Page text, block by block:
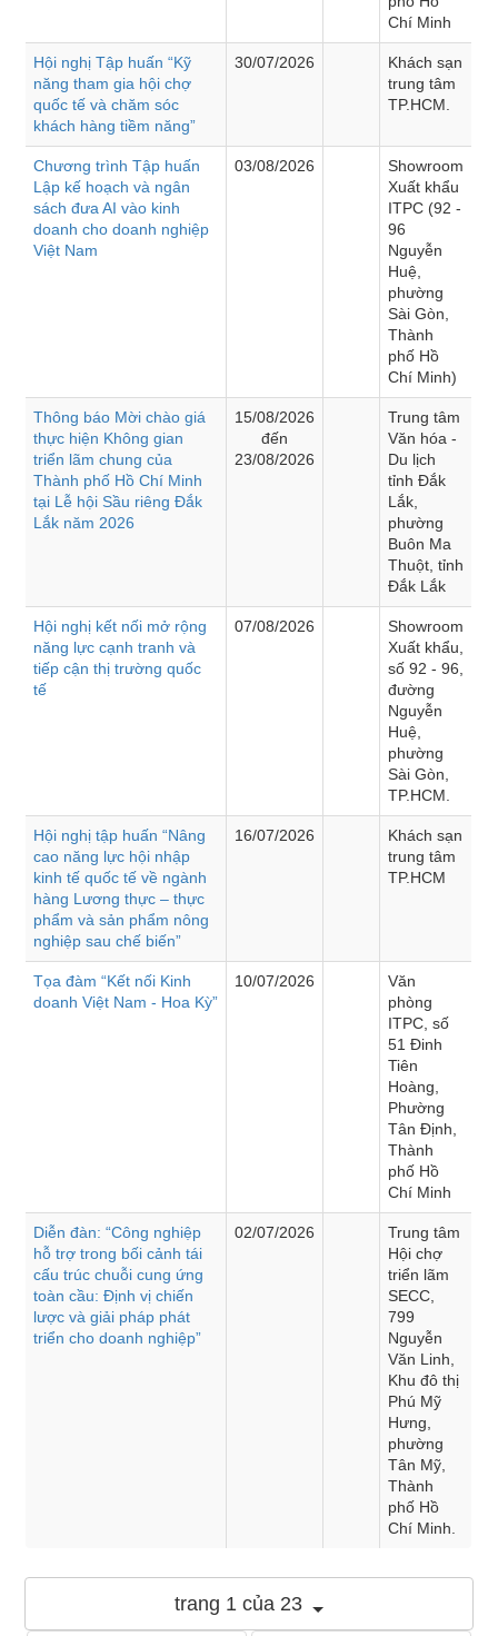
Chí Minh
Hội nghị Tập huấn “Kỹ
năng tham gia hội chợ
quốc tế và chăm sóc
khách hàng tiềm năng”
30/07/2026
Khách sạn
trung tâm
TP.HCM.
Chương trình Tập huấn
Lập kế hoạch và ngân
sách đưa AI vào kinh
doanh cho doanh nghiệp
Việt Nam
03/08/2026
Showroom
Xuất khẩu
ITPC (92 -
96
Nguyễn
Huệ,
phường
Sài Gòn,
Thành
phố Hồ
Chí Minh)
Thông báo Mời chào giá
thực hiện Không gian
triển lãm chung của
Thành phố Hồ Chí Minh
tại Lễ hội Sầu riêng Đắk
Lắk năm 2026
15/08/2026
đến
23/08/2026
Trung tâm
Văn hóa -
Du lịch
tỉnh Đắk
Lắk,
phường
Buôn Ma
Thuột, tỉnh
Đắk Lắk
Hội nghị kết nối mở rộng
năng lực cạnh tranh và
tiếp cận thị trường quốc
tế
07/08/2026
Showroom
Xuất khẩu,
số 92 - 96,
đường
Nguyễn
Huệ,
phường
Sài Gòn,
TP.HCM.
Hội nghị tập huấn “Nâng
cao năng lực hội nhập
kinh tế quốc tế về ngành
hàng Lương thực – thực
phẩm và sản phẩm nông
nghiệp sau chế biến”
16/07/2026
Khách sạn
trung tâm
TP.HCM
Tọa đàm “Kết nối Kinh
doanh Việt Nam - Hoa Kỳ”
10/07/2026
Văn
phòng
ITPC, số
51 Đinh
Tiên
Hoàng,
Phường
Tân Định,
Thành
phố Hồ
Chí Minh
Diễn đàn: “Công nghiệp
hỗ trợ trong bối cảnh tái
cấu trúc chuỗi cung ứng
toàn cầu: Định vị chiến
lược và giải pháp phát
triển cho doanh nghiệp”
02/07/2026
Trung tâm
Hội chợ
triển lãm
SECC,
799
Nguyễn
Văn Linh,
Khu đô thị
Phú Mỹ
Hưng,
phường
Tân Mỹ,
Thành
phố Hồ
Chí Minh.
trang 1 của 23